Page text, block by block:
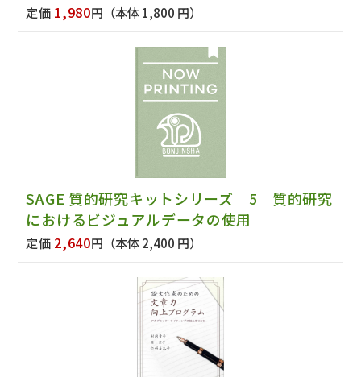
定価 1,980円 （本体 1,800 円）
SAGE 質的研究キットシリーズ 5 質的研究
におけるビジュアルデータの使用
定価 2,640円 （本体 2,400 円）